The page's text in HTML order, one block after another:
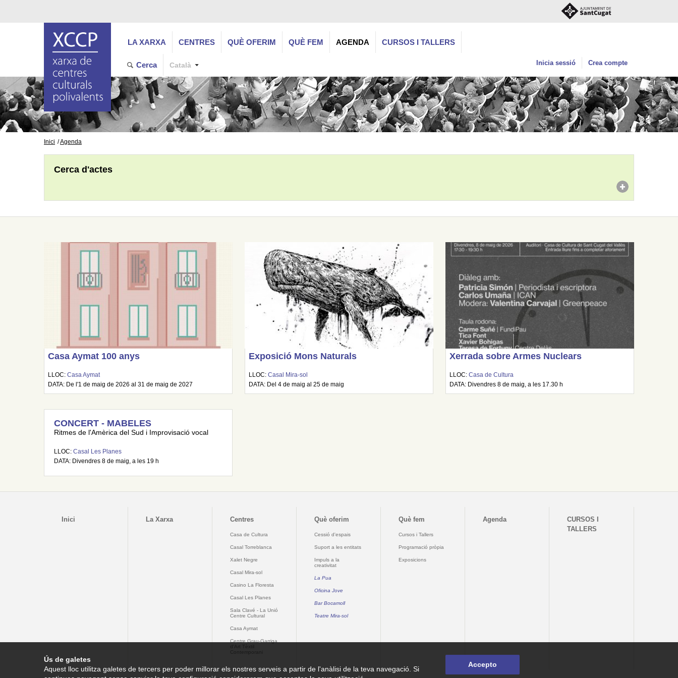
Ús de galetes
Aquest lloc utilitza galetes de tercers per poder millorar els nostres serveis a partir de l'anàlisi de la teva navegació. Si
Accepto
LA XARXA CENTRES QUÈ OFERIM QUÈ FEM AGENDA CURSOS I TALLERS
Cerca Català Inicia sessió Crea compte
Inici Agenda
Cerca d'actes
Casa Aymat 100 anys
LLOC:Casa Aymat
DATA: De l'1 de maig de 2026 al 31 de maig de 2027
Exposició Mons Naturals
LLOC:Casal Mira-sol
DATA: Del 4 de maig al 25 de maig
Xerrada sobre Armes Nuclears
LLOC:Casa de Cultura
DATA: Divendres 8 de maig, a les 17.30 h
CONCERT - MABELES
Ritmes de l'Amèrica del Sud i Improvisació vocal
LLOC: Casal Les Planes
DATA: Divendres 8 de maig, a les 19 h
Inici La Xarxa Centres
Casa de Cultura
Casal Torreblanca
Xalet Negre
Casal Mira-sol
Casino La Floresta
Casal Les Planes
Sala Clavé - La Unió
Centre Cultural
Casa Aymat
Centre Grau-Garriga
d'Art Tèxtil
Contemporani
Què oferim
Cessió d'espais
Suport a les entitats
Impuls a la
creativitat
La Pua
Oficina Jove
Bar Bocamoll
Teatre Mira-sol
Què fem
Cursos i Tallers
Programació pròpia
Exposicions
Agenda
CURSOS I
TALLERS